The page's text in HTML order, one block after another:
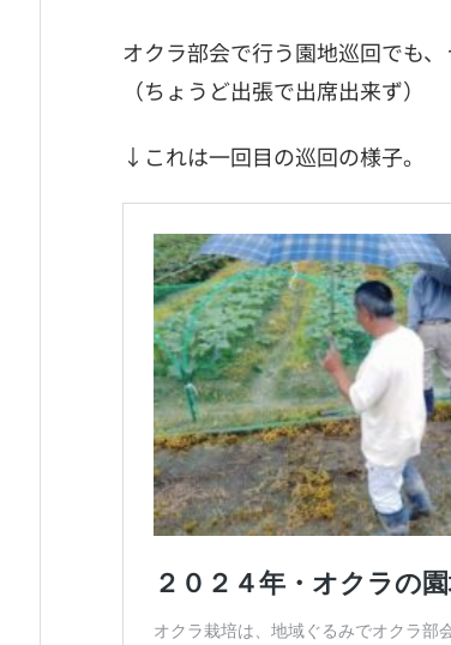
オクラ部会で行う園地巡回でも
（ちょうど出張で出席出来ず）
↓これは一回目の巡回の様子。